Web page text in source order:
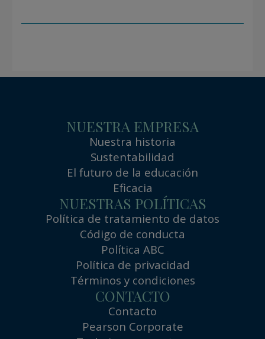
NUESTRA EMPRESA
Nuestra historia
Sustentabilidad
El futuro de la educación
Eficacia
NUESTRAS POLÍTICAS
Política de tratamiento de datos
Código de conducta
Política ABC
Política de privacidad
Términos y condiciones
CONTACTO
Contacto
Pearson Corporate